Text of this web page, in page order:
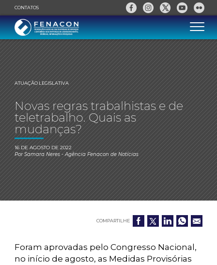
CONTATOS
ATUAÇÃO LEGISLATIVA
Novas regras trabalhistas e de
teletrabalho. Quais as
mudanças?
16 DE AGOSTO DE 2022
PorSamara Neres- Agência Fenacon de Notícias
COMPARTILHE
Foram aprovadas pelo Congresso Nacional,
no início de agosto, as Medidas Provisórias